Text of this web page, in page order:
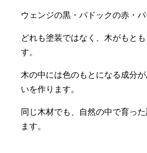
イベント
全商品一覧
新入荷情報
ウェンジの黒・パドックの赤・パ
どれも塗装ではなく、木がもと
す。
木の中には色のもとになる成分
いを作ります。
同じ木材でも、自然の中で育っ
ます。